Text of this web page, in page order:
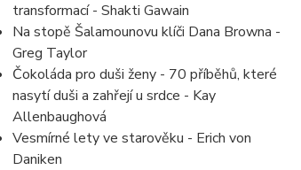
transformací - Shakti Gawain
Na stopě Šalamounovu klíči Dana Browna -
Greg Taylor
Čokoláda pro duši ženy - 70 příběhů, které
nasytí duši a zahřejí u srdce - Kay
Allenbaughová
Vesmírné lety ve starověku - Erich von
Daniken